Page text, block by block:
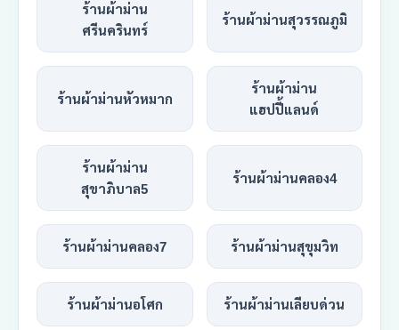
ร้านผ้าม่าน
ศรีนครินทร์
ร้านผ้าม่านสุวรรณภูมิ
ร้านผ้าม่านหัวหมาก
ร้านผ้าม่าน
แฮปปี้แลนด์
ร้านผ้าม่าน
สุขาภิบาล5
ร้านผ้าม่านคลอง4
ร้านผ้าม่านคลอง7 ร้านผ้าม่านสุขุมวิท
ร้านผ้าม่านอโศก ร้านผ้าม่านเลียบด่วน